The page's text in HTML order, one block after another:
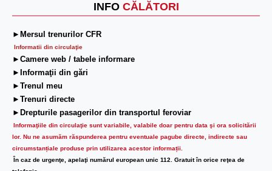
INFO CĂLĂTORI
►Mersul trenurilor CFR
Informatii din circulaţie
►Camere web / tabele informare
►Informaţii din gări
►Trenul meu
►Trenuri directe
►Drepturile pasagerilor din transportul feroviar
Informaţiile din circulaţie sunt variabile, valabile doar pentru data şi ora solicitării
lor. Nu ne asumăm răspunderea pentru eventuale pagube directe, indirecte sau
circumstanțiale produse prin utilizarea acestor informații.
În caz de urgenţe, apelaţi numărul european unic 112. Gratuit în orice reţea de